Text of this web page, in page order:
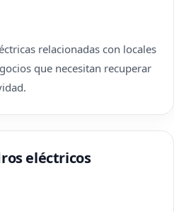
relacionadas con locales
que necesitan recuperar
eléctricos